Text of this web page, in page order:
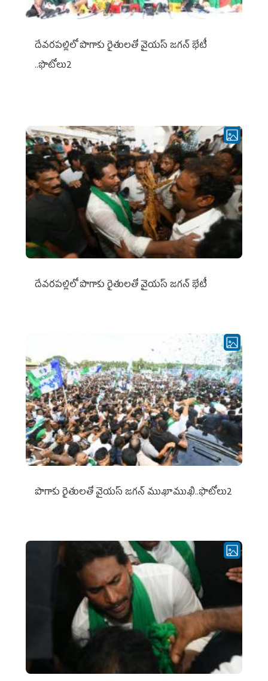
దేవరపల్లిలో పొగాకు రైతులతో వైయస్ జగన్ భేటీ
..ఫొటోలు2
దేవరపల్లిలో పొగాకు రైతులతో వైయస్ జగన్ భేటీ
పొగాకు రైతుల‌తో వైయ‌స్ జ‌గ‌న్ ముఖాముఖి..ఫొటోలు2